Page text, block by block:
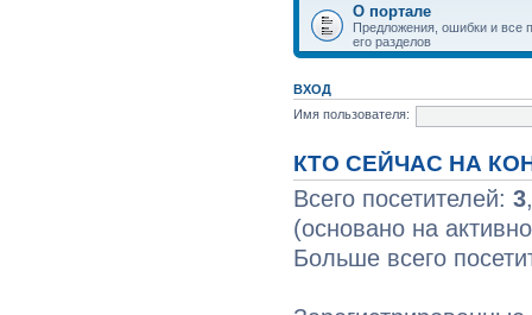
О портале
Предложения, ошибки и все
его разделов
ВХОД
Имя пользователя:
КТО СЕЙЧАС НА
Всего посетителей: 3
(основано на
Больше всего